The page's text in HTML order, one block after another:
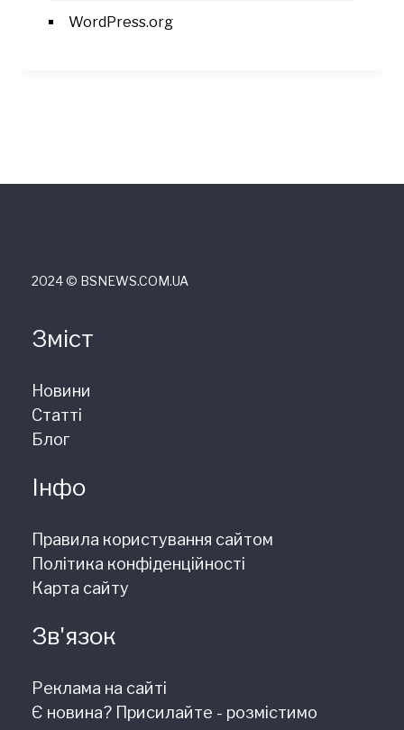
WordPress.org
2024 © ВSNEWS.COM.UA
Зміст
Новини
Статті
Блог
Інфо
Правила користування сайтом
Політика конфіденційності
Карта сайту
Зв'язок
Реклама на сайті
Є новина? Присилайте - розмістимо